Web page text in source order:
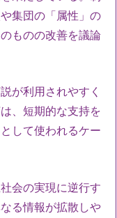
集団の「属性」の
ものの改善を議論
が利用されやすく
、短期的な支持を
して使われるケー
会の実現に逆行す
る情報が拡散しや